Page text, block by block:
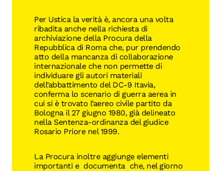
Per Ustica la verità è, ancora una volta
ribadita anche nella richiesta di
archiviazione della Procura della
Repubblica di Roma che, pur prendendo
atto della mancanza di collaborazione
internazionale che non permette di
individuare gli autori materiali
dell’abbattimento del DC-9 Itavia,
conferma lo scenario di guerra aerea in
cui si è trovato l’aereo civile partito da
Bologna il 27 giugno 1980, già delineato
nella Sentenza-ordinanza del giudice
Rosario Priore nel 1999.
La Procura inoltre aggiunge elementi
importanti e documenta che, nel giorno